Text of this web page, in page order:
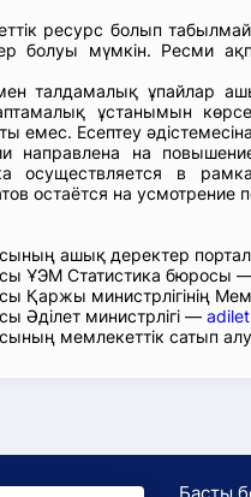
ресурс болып
болуы мүмкін. Ресми
мен талдамалық ұпайлар
ұстанымын
емес. Есептеу
направлена на
осуществляется в
остаётся на усмотрение
ашық деректер
ҰЭМ Статистика бюросы
Қаржы министрлігінің
Әділет министрлігі —
мемлекеттік сатып